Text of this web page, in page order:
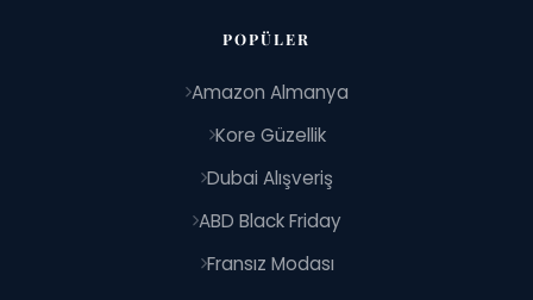
POPÜLER
Amazon Almanya
Kore Güzellik
Dubai Alışveriş
ABD Black Friday
Fransız Modası